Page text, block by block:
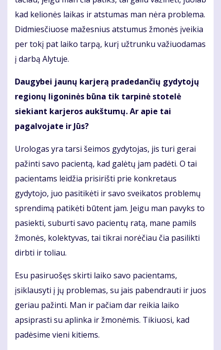
kad kelionės laikas ir atstumas man nėra problema.
Didmiesčiuose mažesnius atstumus žmonės įveikia
per tokį pat laiko tarpą, kurį užtrunku važiuodamas
į darbą Alytuje.
Daugybei jaunų karjerą pradedančių gydytojų
regionų ligoninės būna tik tarpinė stotelė
siekiant karjeros aukštumų. Ar apie tai
pagalvojate ir Jūs?
Urologas yra tarsi šeimos gydytojas, jis turi gerai
pažinti savo pacientą, kad galėtų jam padėti. O tai
pacientams leidžia prisirišti prie konkretaus
gydytojo, juo pasitikėti ir savo sveikatos problemų
sprendimą patikėti būtent jam. Jeigu man pavyks to
pasiekti, suburti savo pacientų ratą, mane pamils
žmonės, kolektyvas, tai tikrai norėčiau čia pasilikti
dirbti ir toliau.
Esu pasiruošęs skirti laiko savo pacientams,
įsiklausyti į jų problemas, su jais pabendrauti ir juos
geriau pažinti. Man ir pačiam dar reikia laiko
apsiprasti su aplinka ir žmonėmis. Tikiuosi, kad
padėsime vieni kitiems.